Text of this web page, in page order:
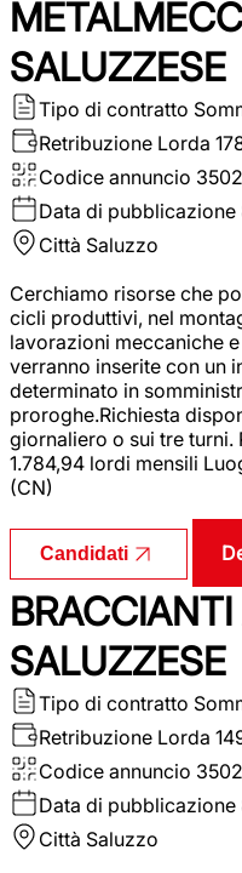
SALUZZESE
Tipo di contratto
Retribuzione Lorda
Codice annuncio
Data di pubblicazione
Città Saluzzo
Cerchiamo risorse che
cicli produttivi, nel
lavorazioni meccaniche
verranno inserite con un
determinato in
proroghe.Richiesta
giornaliero o sui tre turni.
1.784,94 lordi mensili
(CN)
Candidati
SALUZZESE
Tipo di contratto
Retribuzione Lorda
Codice annuncio
Data di pubblicazione
Città Saluzzo